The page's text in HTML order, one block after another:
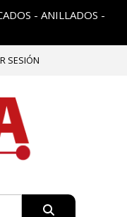
- ANILLADOS -
SESIÓN